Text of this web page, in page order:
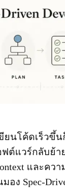
ยนโค้ดเร็วขึ้
ต์แวร์กลับย้า
และคว
ง Spec-